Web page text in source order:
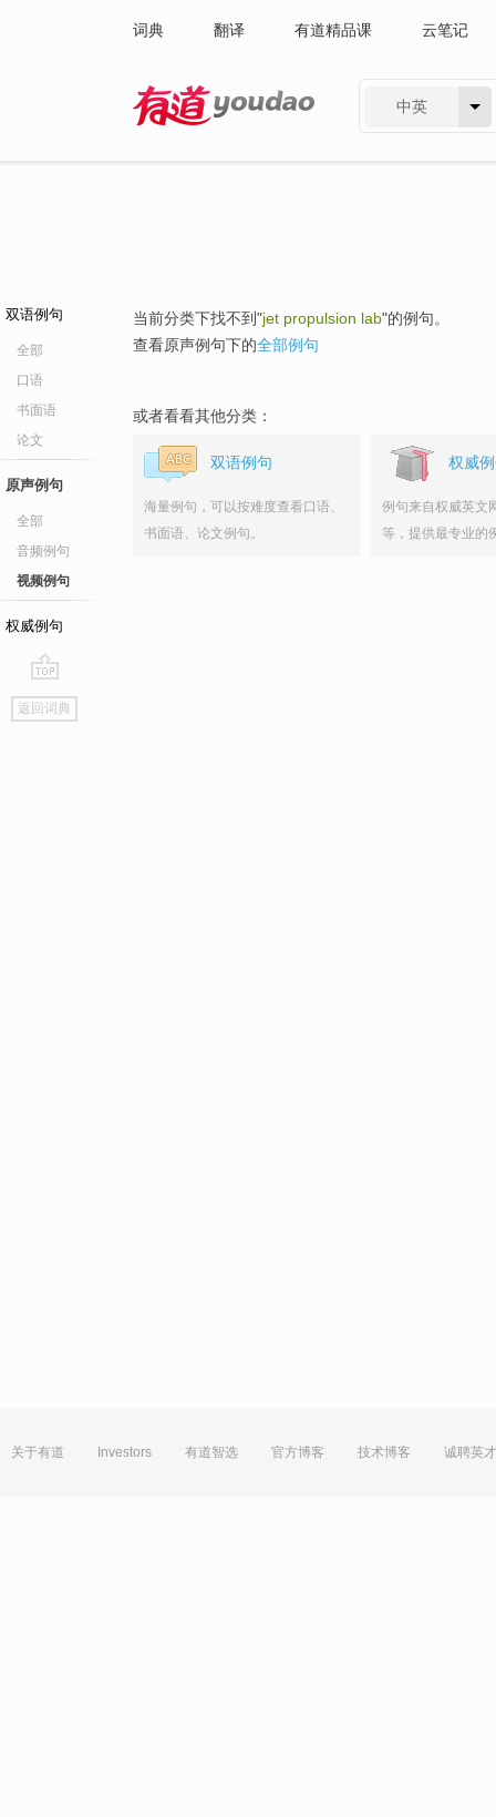
词典 翻译 有道精品课 云笔记
中英
双语例句
全部
口语
书面语
论文
原声例句
全部
音频例句
视频例句
权威例句
go
top
返回词典
当前分类下找不到"jet propulsion lab"的例句。
查看原声例句下的全部例句
或者看看其他分类：
双语例句
海量例句，可以按难度查看口语、
书面语、论文例句。
权威
例句来自权威英文
等，提供最专业的
关于有道 Investors 有道智选 官方博客 技术博客 诚聘英才